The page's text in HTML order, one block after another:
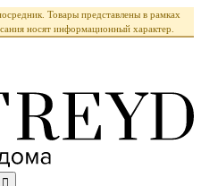
Товары представлены в рамках
носят информационный характер.